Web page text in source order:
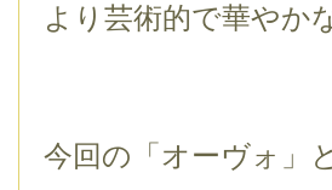
より芸術的で華やか
今回の「オーヴォ」